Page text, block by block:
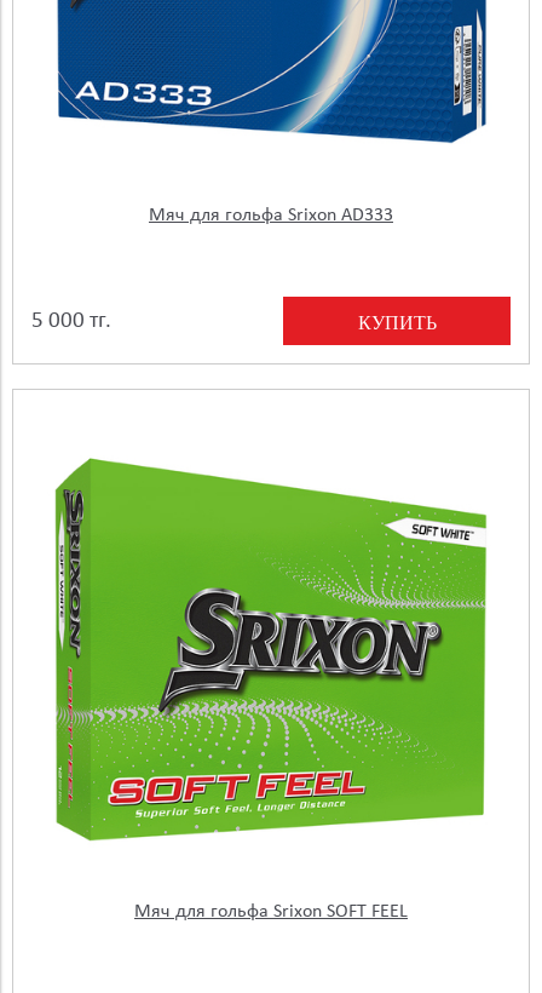
Мяч для гольфа Srixon AD333
5 000 тг. КУПИТЬ
Мяч для гольфа Srixon SOFT FEEL